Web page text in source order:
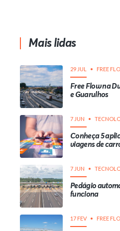
Mais lidas
29 JUL FREE
Free Flow na
e Guarulhos
7 JUN
Conheça 5
viagens de
7 JUN
Pedágio
funciona
17 FEV FREE